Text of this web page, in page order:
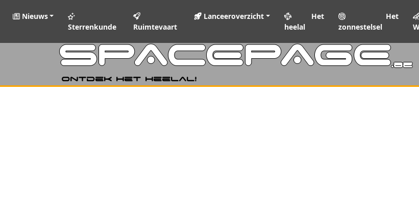
Nieuws
Sterrenkunde
Ruimtevaart
Lanceeroverzicht
Het
heelal
Het
zonnestelsel
SPACEPAGE.be
Ontdek het heelal!